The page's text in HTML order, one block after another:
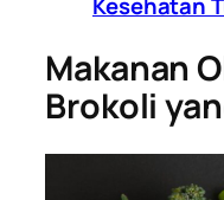
Kesehatan
Makanan
Brokoli